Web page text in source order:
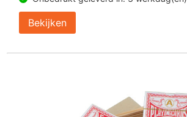
Bekijken